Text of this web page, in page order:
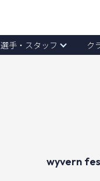
選手・スタッフ ク
wyvern